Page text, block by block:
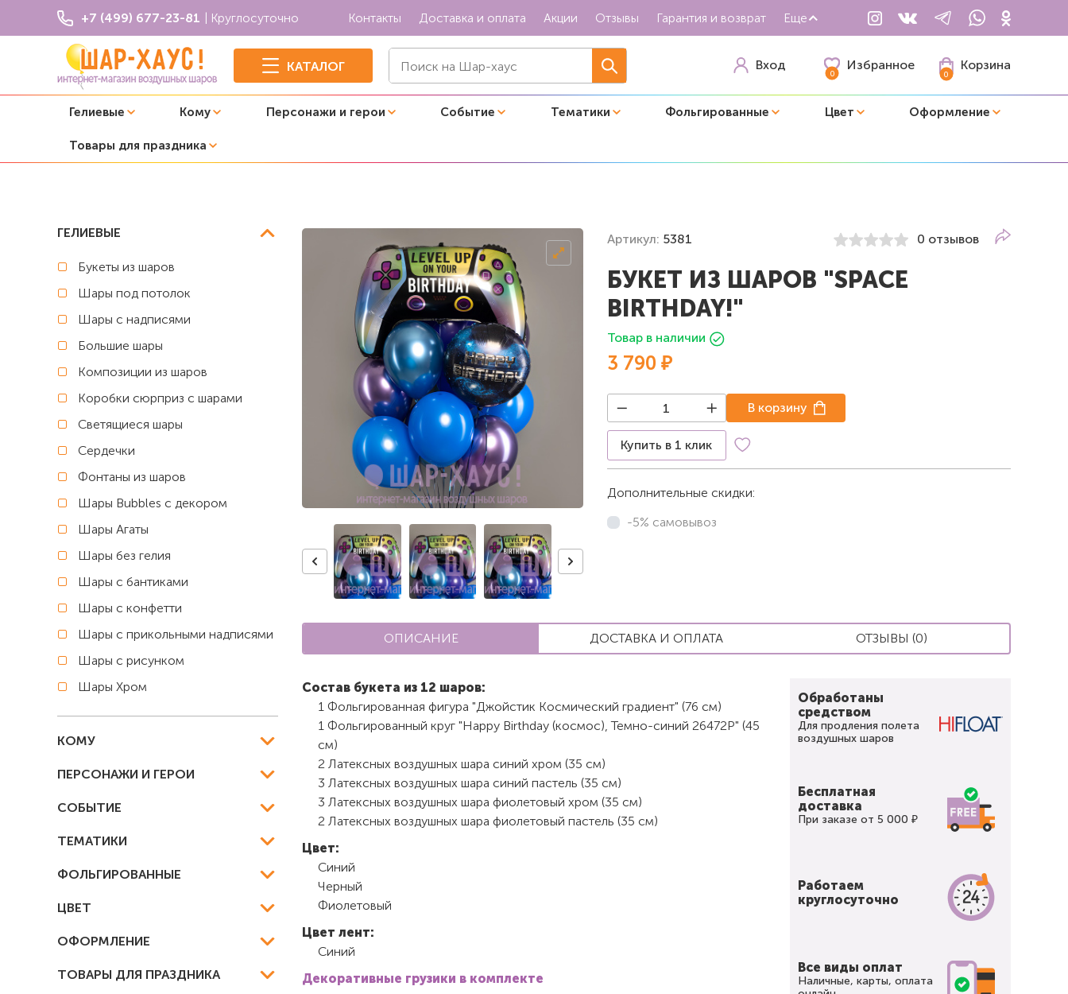
+7 (499) 677-23-81 | Круглосуточно Контакты Доставка и оплата Акции Отзывы Гарантия и возврат Еще
КАТАЛОГ Вход
0
Избранное
0
Корзина
Гелиевые Кому Персонажи и герои Событие Тематики Фольгированные Цвет Оформление
Товары для праздника
Букеты из шаров
ГЕЛИЕВЫЕ
Букеты из шаров
Шары под потолок
Шары с надписями
Большие шары
Композиции из шаров
Коробки сюрприз с шарами
Светящиеся шары
Сердечки
Фонтаны из шаров
Шары Bubbles с декором
Шары Агаты
Шары без гелия
Шары с бантиками
Шары с конфетти
Шары с прикольными надписями
Шары с рисунком
Шары Хром
КОМУ
ПЕРСОНАЖИ И ГЕРОИ
СОБЫТИЕ
ТЕМАТИКИ
ФОЛЬГИРОВАННЫЕ
ЦВЕТ
ОФОРМЛЕНИЕ
ТОВАРЫ ДЛЯ ПРАЗДНИКА
Артикул: 5381 0 отзывов
БУКЕТ ИЗ ШАРОВ "SPACE
BIRTHDAY!"
Товар в наличии
3 790 ₽
Купить в 1 клик
В корзину
Дополнительные скидки:
-5% самовывоз
ОПИСАНИЕ ДОСТАВКА И ОПЛАТА ОТЗЫВЫ (0)
Состав букета из 12 шаров:
1 Фольгированная фигура "Джойстик Космический градиент" (76 см)
1 Фольгированный круг "Happy Birthday (космос), Темно-синий 26472P" (45
см)
2 Латексных воздушных шара синий хром (35 см)
3 Латексных воздушных шара синий пастель (35 см)
3 Латексных воздушных шара фиолетовый хром (35 см)
2 Латексных воздушных шара фиолетовый пастель (35 см)
Цвет:
Синий
Черный
Фиолетовый
Цвет лент:
Синий
Декоративные грузики в комплекте
Обработаны
средством
Для продления полета
воздушных шаров
Бесплатная
доставка
При заказе от 5 000 ₽
Работаем
круглосуточно
Все виды оплат
Наличные, карты, оплата